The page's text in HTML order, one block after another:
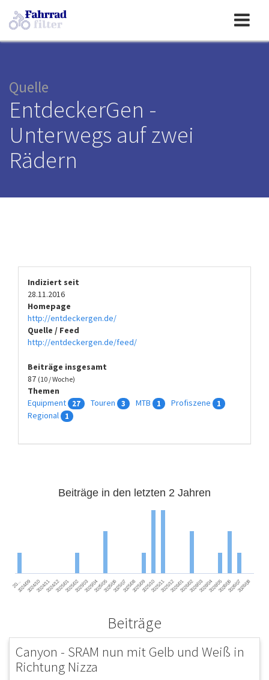
Toggle
navigation
Quelle
EntdeckerGen -
Unterwegs auf zwei
Rädern
Indiziert seit
28.11.2016
Homepage
http://entdeckergen.de/
Quelle / Feed
http://entdeckergen.de/feed/
Beiträge insgesamt
87 (10 / Woche)
Themen
Equipment
27 Touren 3 MTB 1 Profiszene 1
Regional 1
Beiträge in den letzten 2 Jahren
20…2024/092024/102024/112024/122025/012025/022025/032025/042025/052025/062025/072025/082025/092025/102025/112025/122026/012026/022026/032026/042026/052026/062026/072026/08
Beiträge
Canyon - SRAM nun mit Gelb und Weiß in
Richtung Nizza